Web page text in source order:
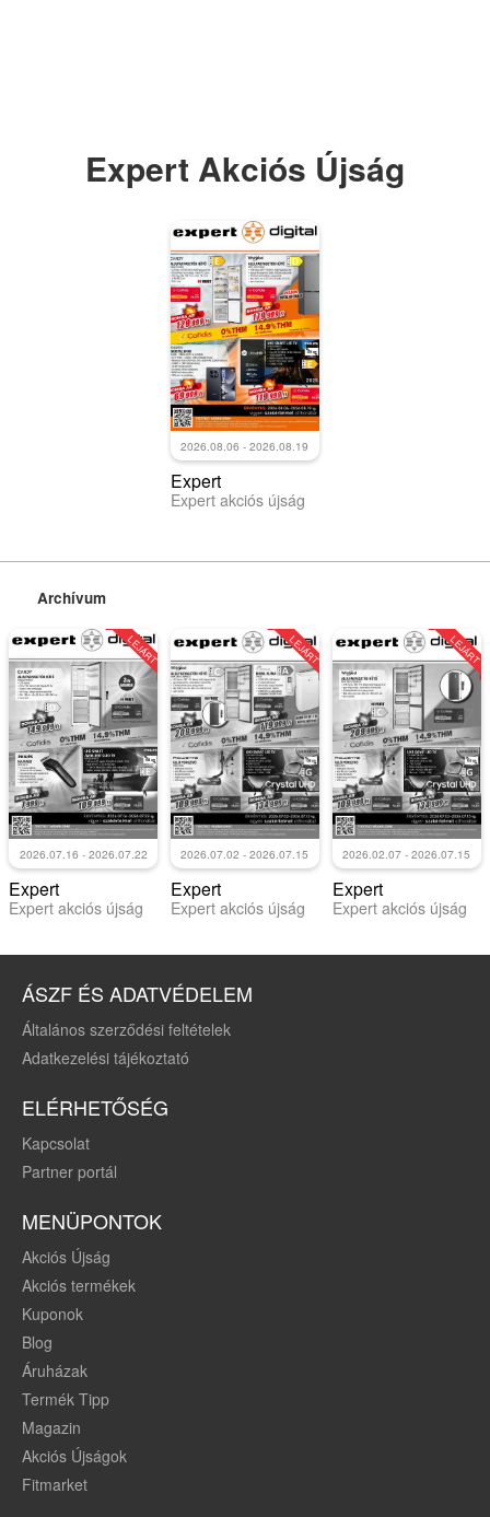
Expert Akciós Újság
2026.08.06 - 2026.08.19
Expert
Expert akciós újság
Archívum
LEJÁRT
2026.07.16 - 2026.07.22
Expert
Expert akciós újság
LEJÁRT
2026.07.02 - 2026.07.15
Expert
Expert akciós újság
LEJÁRT
2026.02.07 - 2026.07.15
Expert
Expert akciós újság
ÁSZF ÉS ADATVÉDELEM
Általános szerződési feltételek
Adatkezelési tájékoztató
ELÉRHETŐSÉG
Kapcsolat
Partner portál
MENÜPONTOK
Akciós Újság
Akciós termékek
Kuponok
Blog
Áruházak
Termék Tipp
Magazin
Akciós Újságok
Fitmarket